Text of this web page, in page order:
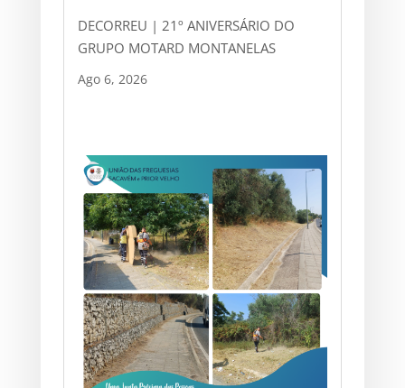
DECORREU | 21º ANIVERSÁRIO DO
GRUPO MOTARD MONTANELAS
Ago 6, 2026